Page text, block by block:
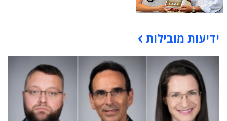
תוכן פרסומי
ידיעות מובילות